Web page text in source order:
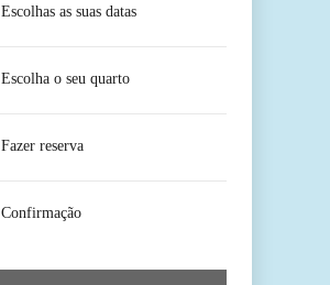
Escolhas as suas datas
Escolha o seu quarto
Fazer reserva
Confirmação